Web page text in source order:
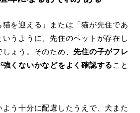
猫を迎える」または「猫が先住であ
うように、先住のペットが存在し
ょう。そのため、先住の子がフレ
くないかなどをよく確認する こと
よう十分に配慮したうえで、犬また